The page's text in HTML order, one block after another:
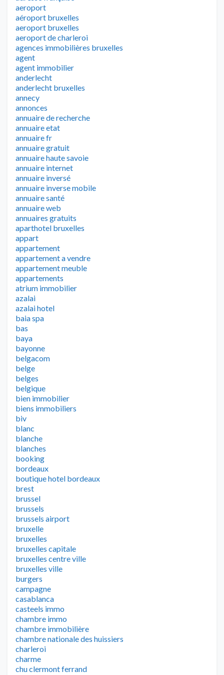
aeroport
aéroport bruxelles
aeroport bruxelles
aeroport de charleroi
agences immobilières bruxelles
agent
agent immobilier
anderlecht
anderlecht bruxelles
annecy
annonces
annuaire de recherche
annuaire etat
annuaire fr
annuaire gratuit
annuaire haute savoie
annuaire internet
annuaire inversé
annuaire inverse mobile
annuaire santé
annuaire web
annuaires gratuits
aparthotel bruxelles
appart
appartement
appartement a vendre
appartement meuble
appartements
atrium immobilier
azalai
azalai hotel
baia spa
bas
baya
bayonne
belgacom
belge
belges
belgique
bien immobilier
biens immobiliers
biv
blanc
blanche
blanches
booking
bordeaux
boutique hotel bordeaux
brest
brussel
brussels
brussels airport
bruxelle
bruxelles
bruxelles capitale
bruxelles centre ville
bruxelles ville
burgers
campagne
casablanca
casteels immo
chambre immo
chambre immobilière
chambre nationale des huissiers
charleroi
charme
chu clermont ferrand